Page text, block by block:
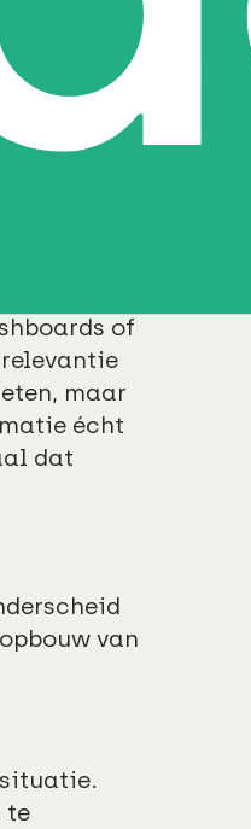
in het
impact
leiden
analytics
juiste
of
maar
écht
dat
van
te